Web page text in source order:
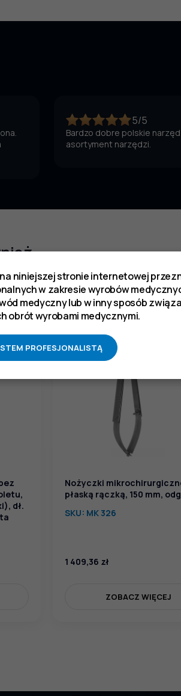
5/5
Bardzo dobre polskie
asortyment narzędzi.
dł.
Nożyczki
płaską rączką, 150 mm,
SKU: MK 326
1 409,36 zł
ZOBACZ WIĘCEJ
niniejszej stronie internetowej
w zakresie wyrobów
medyczny lub w inny sposób
obrót wyrobami medycznymi.
PROFESJONALISTĄ